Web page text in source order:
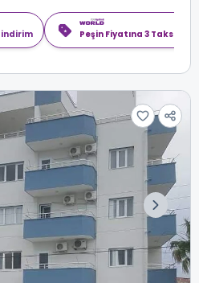
indirim Peşin Fiyatına 3 Taksit